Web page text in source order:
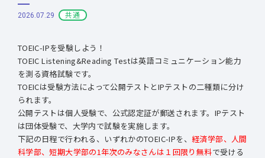
2026.07.29 共通
TOEIC-IPを受験しよう！
TOEIC Listening&Reading Testは英語コミュニケーション能力
を測る資格試験です。
TOEICは受験方法によって公開テストとIPテストの二種類に分け
られます。
公開テストは個人受験で、公式認定証が郵送されます。IPテスト
は団体受験で、大学内で試験を実施します。
下記の日程で行われる、いずれかのTOEIC-IPを、 経済学部、人間
科学部、短期大学部の1年次のみなさんは１回限り無料で受ける